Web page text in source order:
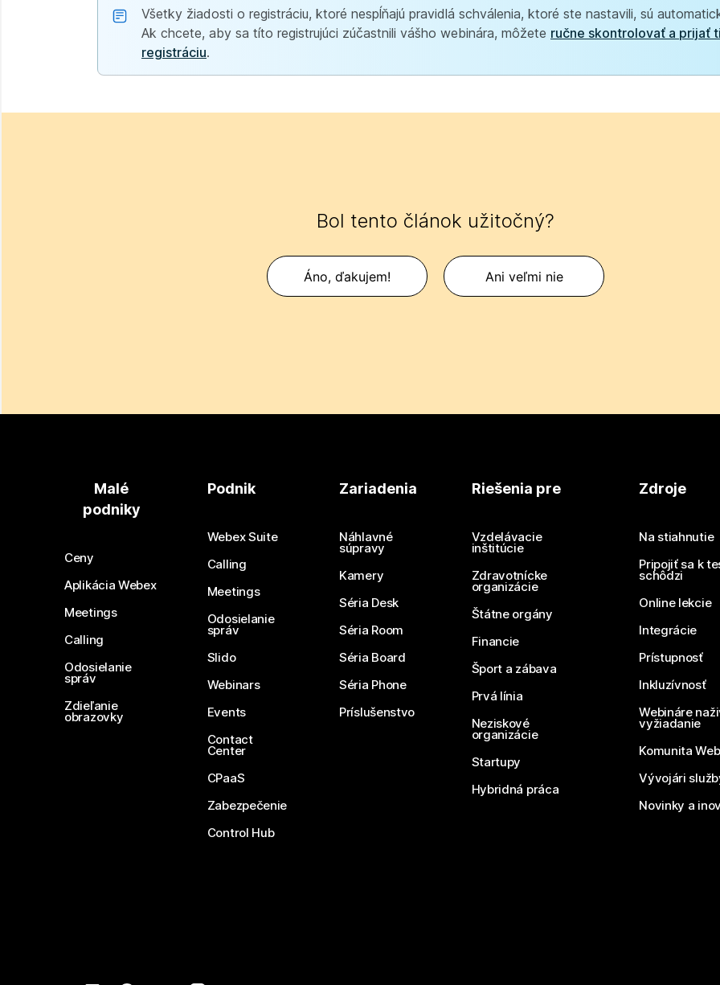
Všetky žiadosti o registráciu, ktoré nespĺňajú pravidlá schválenia, ktoré ste nastavili, sú
Ak chcete, aby sa títo registrujúci zúčastnili vášho webinára, môžete ručne skontrolovať a prijať
registráciu.
Bol tento článok užitočný?
Áno, ďakujem! Ani veľmi nie
Malé
podniky
Ceny
Aplikácia Webex
Meetings
Calling
Odosielanie
správ
Zdieľanie
obrazovky
Podnik
Webex Suite
Calling
Meetings
Odosielanie
správ
Slido
Webinars
Events
Contact
Center
CPaaS
Zabezpečenie
Control Hub
Zariadenia
Náhlavné
súpravy
Kamery
Séria Desk
Séria Room
Séria Board
Séria Phone
Príslušenstvo
Riešenia pre
Vzdelávacie
inštitúcie
Zdravotnícke
organizácie
Štátne orgány
Financie
Šport a zábava
Prvá línia
Neziskové
organizácie
Startupy
Hybridná práca
Zdroje
Na stiahnutie
Pripojiť sa k
schôdzi
Online lekcie
Integrácie
Prístupnosť
Inkluzívnosť
Webináre
vyžiadanie
Komunita
Vývojári
Novinky a